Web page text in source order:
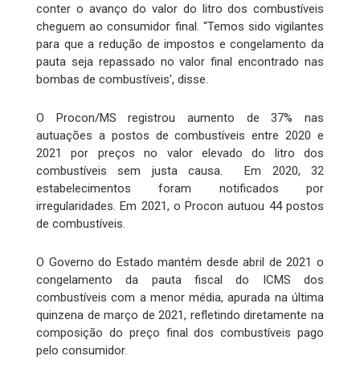
conter o avanço do valor do litro dos combustíveis
cheguem ao consumidor final. “Temos sido vigilantes
para que a redução de impostos e congelamento da
pauta seja repassado no valor final encontrado nas
bombas de combustíveis', disse.
O Procon/MS registrou aumento de 37% nas
autuações a postos de combustíveis entre 2020 e
2021 por preços no valor elevado do litro dos
combustíveis sem justa causa. Em 2020, 32
estabelecimentos foram notificados por
irregularidades. Em 2021, o Procon autuou 44 postos
de combustíveis.
O Governo do Estado mantém desde abril de 2021 o
congelamento da pauta fiscal do ICMS dos
combustíveis com a menor média, apurada na última
quinzena de março de 2021, refletindo diretamente na
composição do preço final dos combustíveis pago
pelo consumidor.